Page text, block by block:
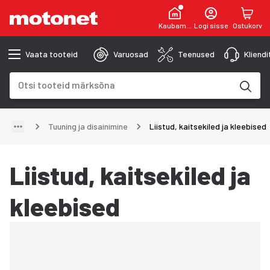
KaubamajaLogi sisse Ostukorv
Vaata tooteid Varuosad Teenused
Tuuning ja disainimine Liistud, kaitsekiled ja kleebised
Liistud, kaitsekiled ja
kleebised